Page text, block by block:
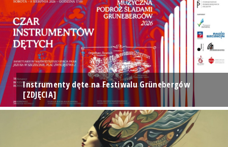
Instrumenty dęte na Festiwalu Grünebergów
[ZDJĘCIA]